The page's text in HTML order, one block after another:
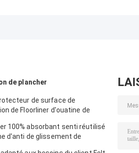
polyester pour
des peintres
de plancher
de surface de
de Floorliner d'ouatine de
100% absorbant senti réutilisé
d'anti de glissement de